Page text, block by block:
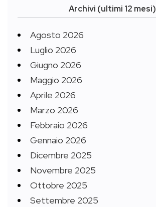
Archivi (ultimi 12 mesi)
Agosto 2026
Luglio 2026
Giugno 2026
Maggio 2026
Aprile 2026
Marzo 2026
Febbraio 2026
Gennaio 2026
Dicembre 2025
Novembre 2025
Ottobre 2025
Settembre 2025